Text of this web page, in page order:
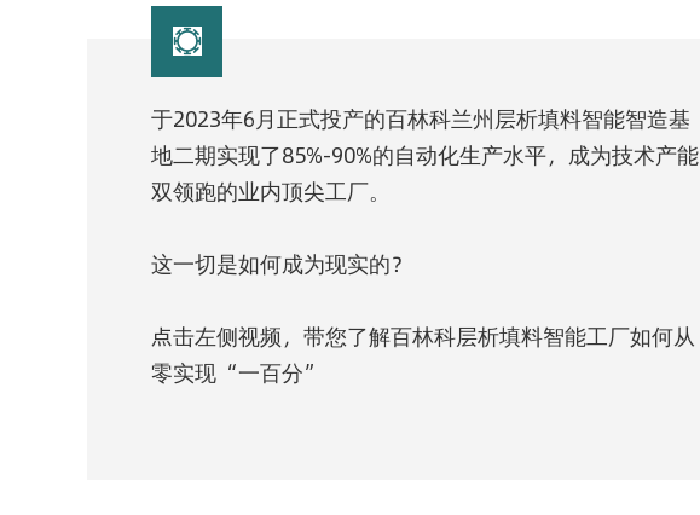

于2023年6月正式投产的百林科兰州层析填料智能智造基
地二期实现了85%-90%的自动化生产水平，成为技术产能
双领跑的业内顶尖工厂。
这一切是如何成为现实的？
点击左侧视频，带您了解百林科层析填料智能工厂如何从
零实现“一百分”